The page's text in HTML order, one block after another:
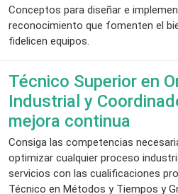
Conceptos para diseñar e
reconocimiento que fomenten el
fidelicen equipos.
Técnico Superior en
Industrial y
mejora continua
Consiga las competencias
optimizar cualquier proceso
servicios con las cualificaciones
Técnico en Métodos y Tiempos y